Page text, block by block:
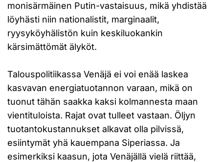
monisärmäinen Putin-vastaisuus, mikä yhdistää
löyhästi niin nationalistit, marginaalit,
ryysyköyhälistön kuin keskiluokankin
kärsimättömät älyköt.
Talouspolitiikassa Venäjä ei voi enää laskea
kasvavan energiatuotannon varaan, mikä on
tuonut tähän saakka kaksi kolmannesta maan
vientituloista. Rajat ovat tulleet vastaan. Öljyn
tuotantokustannukset alkavat olla pilvissä,
esiintymät yhä kauempana Siperiassa. Ja
esimerkiksi kaasun, jota Venäjällä vielä riittää,